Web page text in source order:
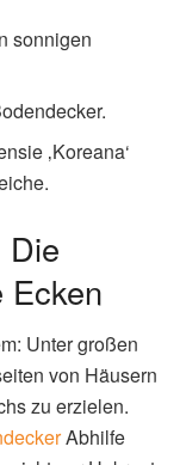
sonnigen
‚Koreana‘
Die
Ecken
Unter großen
von Häusern
zu erzielen.
Abhilfe